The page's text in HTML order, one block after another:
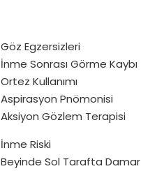
Göz Egzersizleri
İnme Sonrası Görme Kaybı
Ortez Kullanımı
Aspirasyon Pnömonisi
Aksiyon Gözlem Terapisi
İnme Riski
Beyinde Sol Tarafta Damar